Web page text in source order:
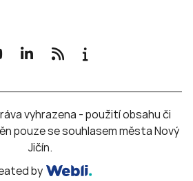
vyhrazena - použití obsahu či
pouze se souhlasem města Nový
Jičín.
by